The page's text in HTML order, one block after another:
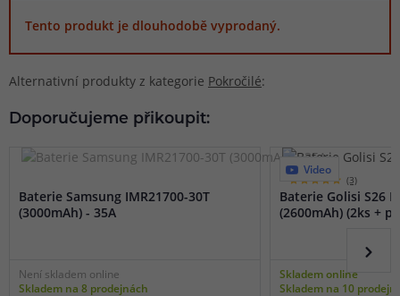
Tento produkt je dlouhodobě vyprodaný.
Alternativní produkty z kategorie Pokročilé:
Doporučujeme přikoupit:
Baterie Samsung IMR21700-30T
(3000mAh) - 35A
Není skladem online
Skladem na 8 prodejnách
Video
(3)
Baterie Golisi S26
(2600mAh) (2ks +
Skladem online
Skladem na 10